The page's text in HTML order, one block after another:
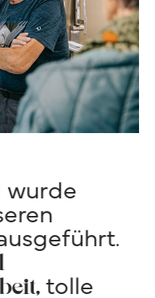
wurde
tolle